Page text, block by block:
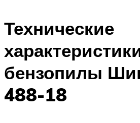
Технические
бензопилы
488-18